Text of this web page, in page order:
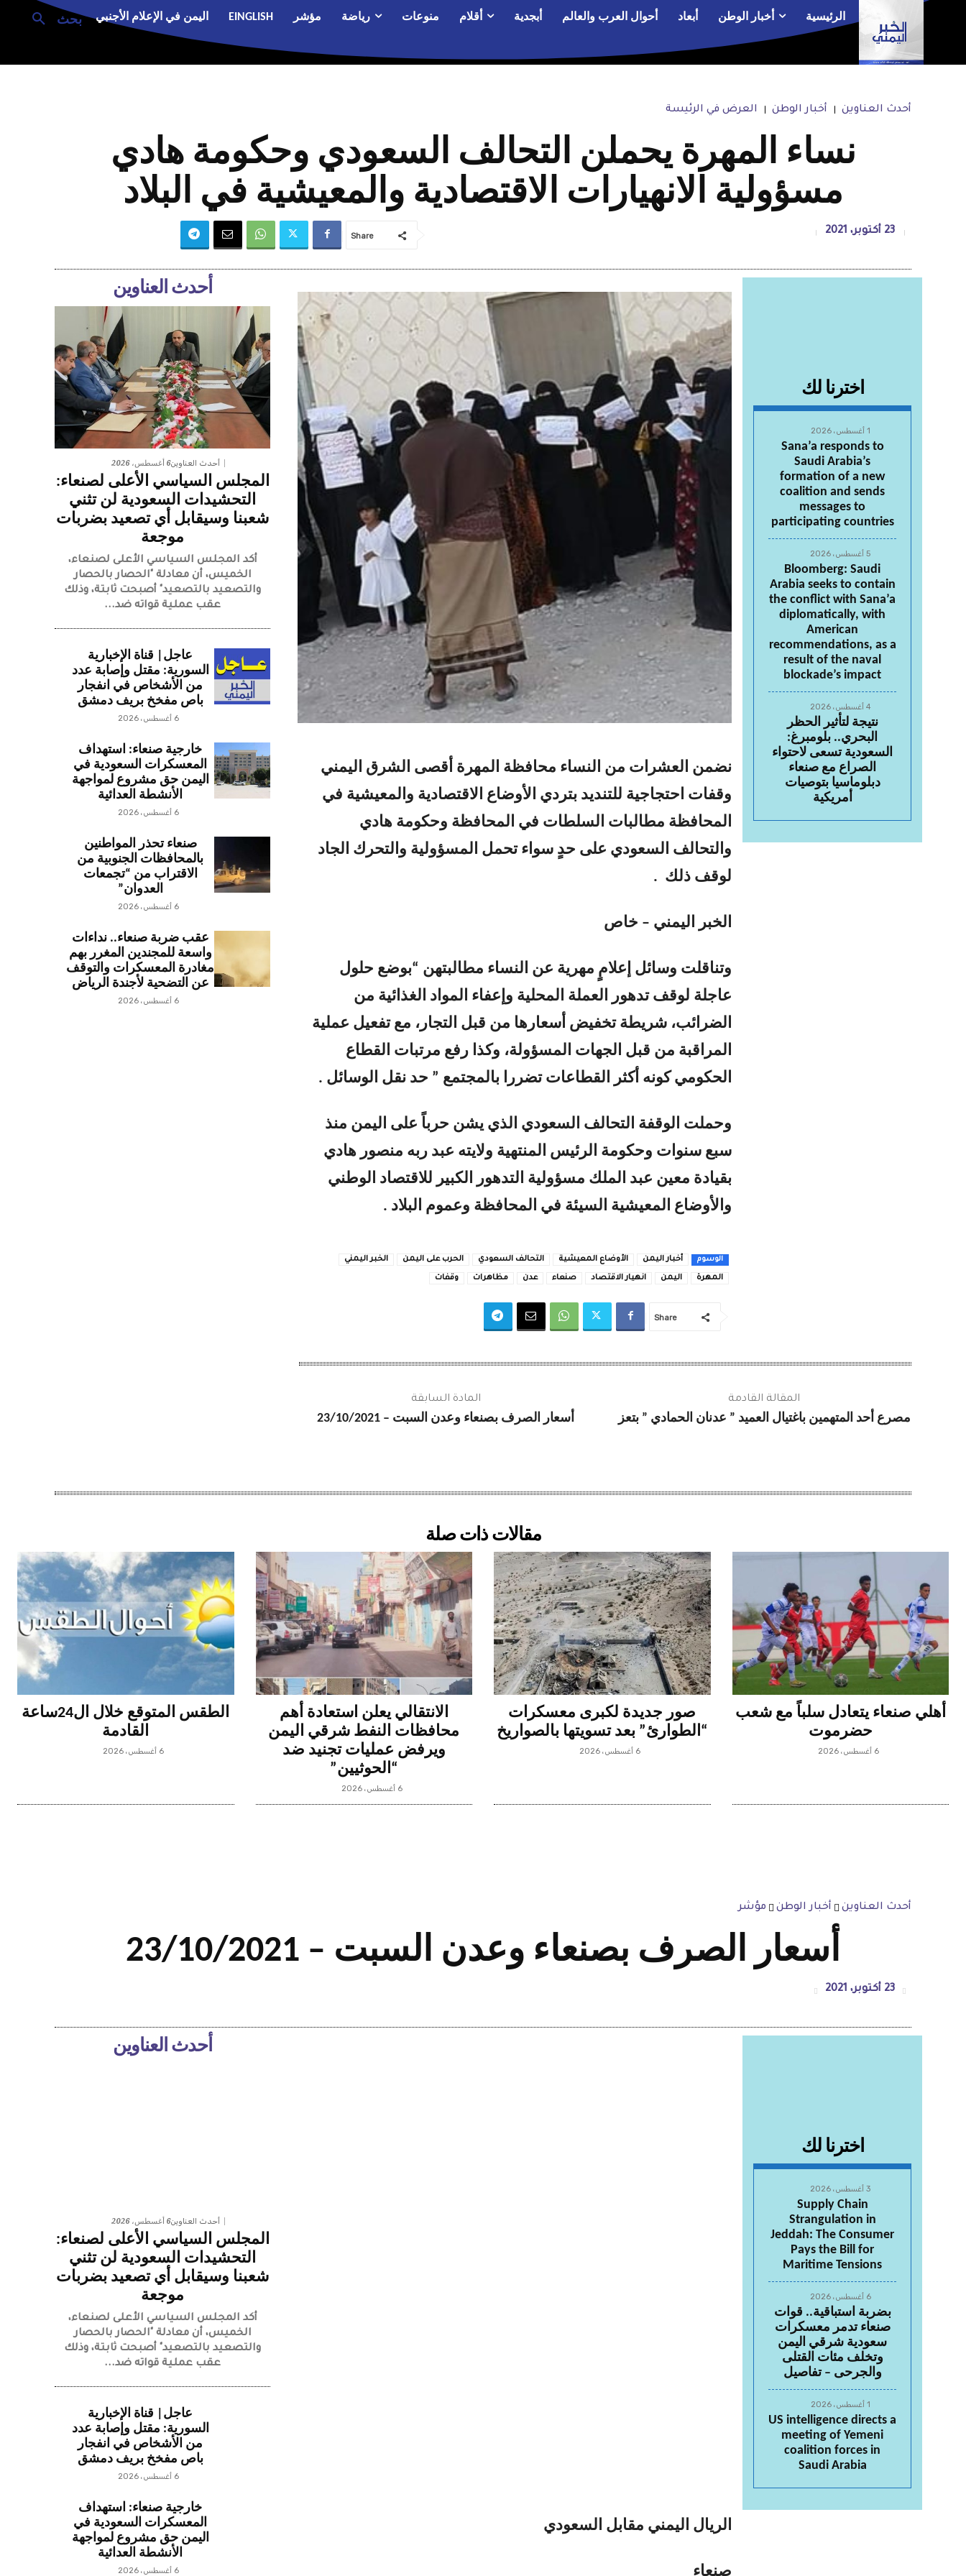
بحث الرئيسية أخبار الوطن أبعاد أحوال العرب والعالم أبجدية أقلام منوعات رياضة مؤشر EINGLISH اليمن في الإعلام الأجنبي
أحدث العناوين أخبار الوطن العرض في الرئيسة
نساء المهرة يحملن التحالف السعودي وحكومة هادي
مسؤولية الانهيارات الاقتصادية والمعيشية في البلاد
23 أكتوبر، 2021 Share
اخترنا لك
1 أغسطس، 2026
Sana’a responds to
Saudi Arabia’s
formation of a new
coalition and sends
messages to
participating countries
5 أغسطس، 2026
Bloomberg: Saudi
Arabia seeks to contain
the conflict with Sana’a
diplomatically, with
American
recommendations, as a
result of the naval
blockade’s impact
4 أغسطس، 2026
نتيجة لتأثير الحظر
البحري.. بلومبرغ:
السعودية تسعى لاحتواء
الصراع مع صنعاء
دبلوماسيا بتوصيات
أمريكية
نضمن العشرات من النساء محافظة المهرة أقصى الشرق اليمني
وقفات احتجاجية للتنديد بتردي الأوضاع الاقتصادية والمعيشية في
المحافظة مطالبات السلطات في المحافظة وحكومة هادي
والتحالف السعودي على حدٍ سواء تحمل المسؤولية والتحرك الجاد
لوقف ذلك .
الخبر اليمني – خاص
وتناقلت وسائل إعلامٍ مهرية عن النساء مطالبتهن “بوضع حلول
عاجلة لوقف تدهور العملة المحلية وإعفاء المواد الغذائية من
الضرائب، شريطة تخفيض أسعارها من قبل التجار، مع تفعيل عملية
المراقبة من قبل الجهات المسؤولة، وكذا رفع مرتبات القطاع
الحكومي كونه أكثر القطاعات تضررا بالمجتمع ” حد نقل الوسائل .
وحملت الوقفة التحالف السعودي الذي يشن حرباً على اليمن منذ
سبع سنوات وحكومة الرئيس المنتهية ولايته عبد ربه منصور هادي
بقيادة معين عبد الملك مسؤولية التدهور الكبير للاقتصاد الوطني
والأوضاع المعيشية السيئة في المحافظة وعموم البلاد .
الوسوم أخبار اليمن الأوضاع المعيشية التحالف السعودي الحرب على اليمن الخبر اليمني
المهرة اليمن انهيار الاقتصاد صنعاء عدن مظاهرات وقفات
Share
المادة السابقة
أسعار الصرف بصنعاء وعدن السبت – 23/10/2021
المقالة القادمة
مصرع أحد المتهمين باغتيال العميد ” عدنان الحمادي ” بتعز
أحدث العناوين
أحدث العناوين6 أغسطس، 2026
المجلس السياسي الأعلى لصنعاء:
التحشيدات السعودية لن تثني
شعبنا وسيقابل أي تصعيد بضربات
موجعة
أكد المجلس السياسي الأعلى لصنعاء،
الخميس، أن معادلة "الحصار بالحصار
والتصعيد بالتصعيد" أصبحت ثابتة، وذلك
عقب عملية قواته ضد...
عاجل| قناة الإخبارية
السورية: مقتل وإصابة عدد
من الأشخاص في انفجار
باص مفخخ بريف دمشق
6 أغسطس، 2026
خارجية صنعاء: استهداف
المعسكرات السعودية في
اليمن حق مشروع لمواجهة
الأنشطة العدائية
6 أغسطس، 2026
صنعاء تحذر المواطنين
بالمحافظات الجنوبية من
الاقتراب من “تجمعات
العدوان”
6 أغسطس، 2026
عقب ضربة صنعاء.. نداءات
واسعة للمجندين المغرر بهم
مغادرة المعسكرات والتوقف
عن التضحية لأجندة الرياض
6 أغسطس، 2026
مقالات ذات صلة
أهلي صنعاء يتعادل سلباً مع شعب
حضرموت
6 أغسطس، 2026
صور جديدة لكبرى معسكرات
“الطوارئ” بعد تسويتها بالصواريخ
6 أغسطس، 2026
الانتقالي يعلن استعادة أهم
محافظات النفط شرقي اليمن
ويرفض عمليات تجنيد ضد
“الحوثيين”
6 أغسطس، 2026
الطقس المتوقع خلال ال24ساعة
القادمة
6 أغسطس، 2026